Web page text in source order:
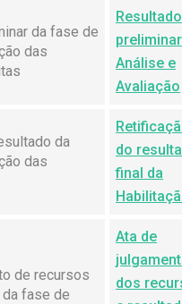
da fase de
das
Resultado
Análise e
Avaliação
da
das
do
final da
de recursos
fase de
Ata de
dos